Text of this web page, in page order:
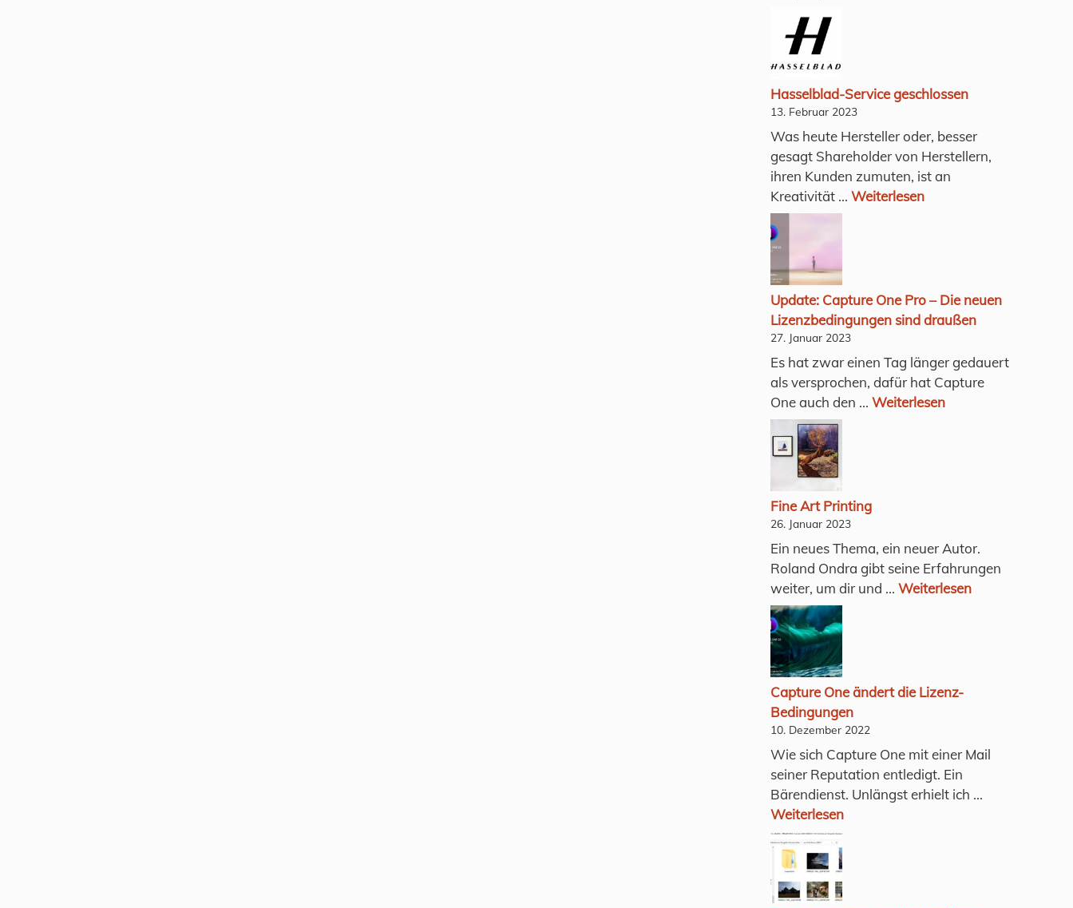
Hasselblad-Service geschlossen
13. Februar 2023
Was heute Hersteller oder, besser
gesagt Shareholder von Herstellern,
ihren Kunden zumuten, ist an
Kreativität ... Weiterlesen
Update: Capture One Pro – Die neuen
Lizenzbedingungen sind draußen
27. Januar 2023
Es hat zwar einen Tag länger gedauert
als versprochen, dafür hat Capture
One auch den ... Weiterlesen
Fine Art Printing
26. Januar 2023
Ein neues Thema, ein neuer Autor.
Roland Ondra gibt seine Erfahrungen
weiter, um dir und ... Weiterlesen
Capture One ändert die Lizenz-
Bedingungen
10. Dezember 2022
Wie sich Capture One mit einer Mail
seiner Reputation entledigt. Ein
Bärendienst. Unlängst erhielt ich ...
Weiterlesen